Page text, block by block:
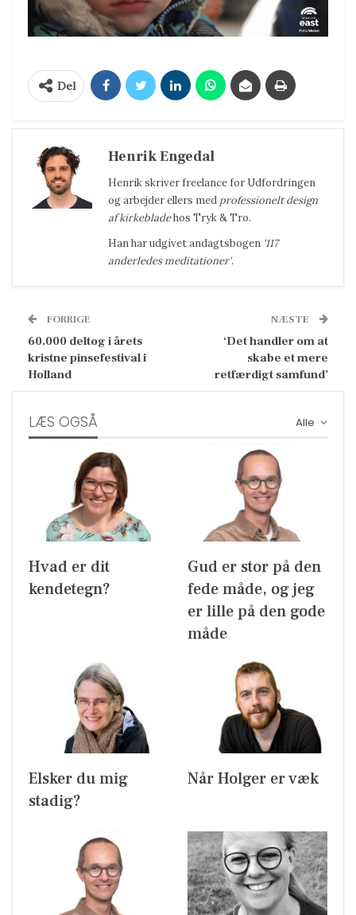
Del
Henrik Engedal
Henrikskriver freelance for Udfordringen
og arbejder ellers med professionelt design
af kirkebladehos Tryk & Tro.
Han har udgivet andagtsbogen '117
anderledes meditationer'.
FORRIGE
60.000 deltog i årets
kristne pinsefestival i
Holland
NÆSTE
‘Det handler om at
skabe et mere
retfærdigt samfund’
Alle
LÆS OGSÅ
Hvad er dit
kendetegn?
Gud er stor på den
fede måde, og jeg
er lille på den gode
måde
Elsker du mig
stadig?
Når Holger er væk